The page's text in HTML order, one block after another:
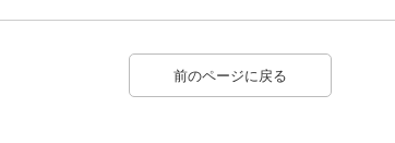
前のページに戻る